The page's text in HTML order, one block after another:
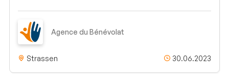
Agence du Bénévolat
Strassen 30.06.2023